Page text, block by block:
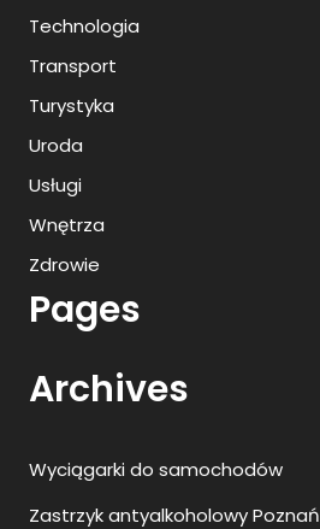
Technologia
Transport
Turystyka
Uroda
Usługi
Wnętrza
Zdrowie
Pages
Archives
Wyciągarki do samochodów
Zastrzyk antyalkoholowy Poznań